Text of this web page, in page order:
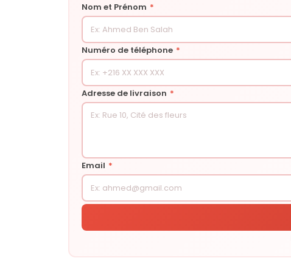
Nom et Prénom *
Numéro de téléphone *
Adresse de livraison *
Email *